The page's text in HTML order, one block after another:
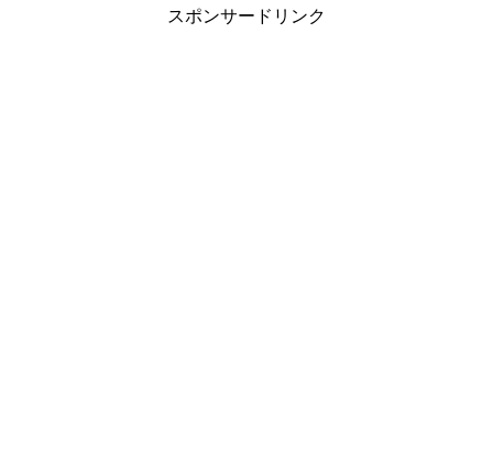
スポンサードリンク